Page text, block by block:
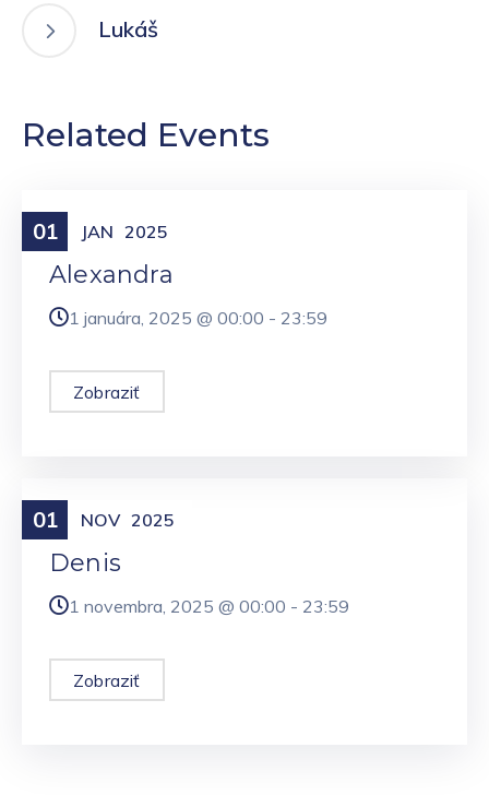
Lukáš
Related Events
01 JAN 2025
Meniny
Alexandra
1 januára, 2025 @ 00:00 - 23:59
Zobraziť
01 NOV 2025
Meniny
Denis
1 novembra, 2025 @ 00:00 - 23:59
Zobraziť